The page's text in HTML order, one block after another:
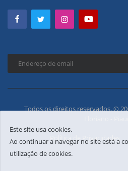
Todos os direitos reservados. ©
Política de Privacidades
Este site usa cookies.
Ao continuar a navegar no site está a
utilização de cookies.